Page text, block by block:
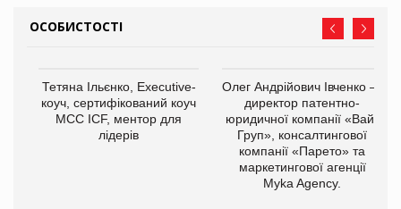
ОСОБИСТОСТІ
Тетяна Ільєнко, Executive-
коуч, сертифікований коуч
МСС ICF, ментор для
лідерів
Олег Андрійович Івченко —
директор патентно-
юридичної компанії «Вайз
Груп», консалтингової
компанії «Парето» та
маркетингової агенції
Myka Agency.